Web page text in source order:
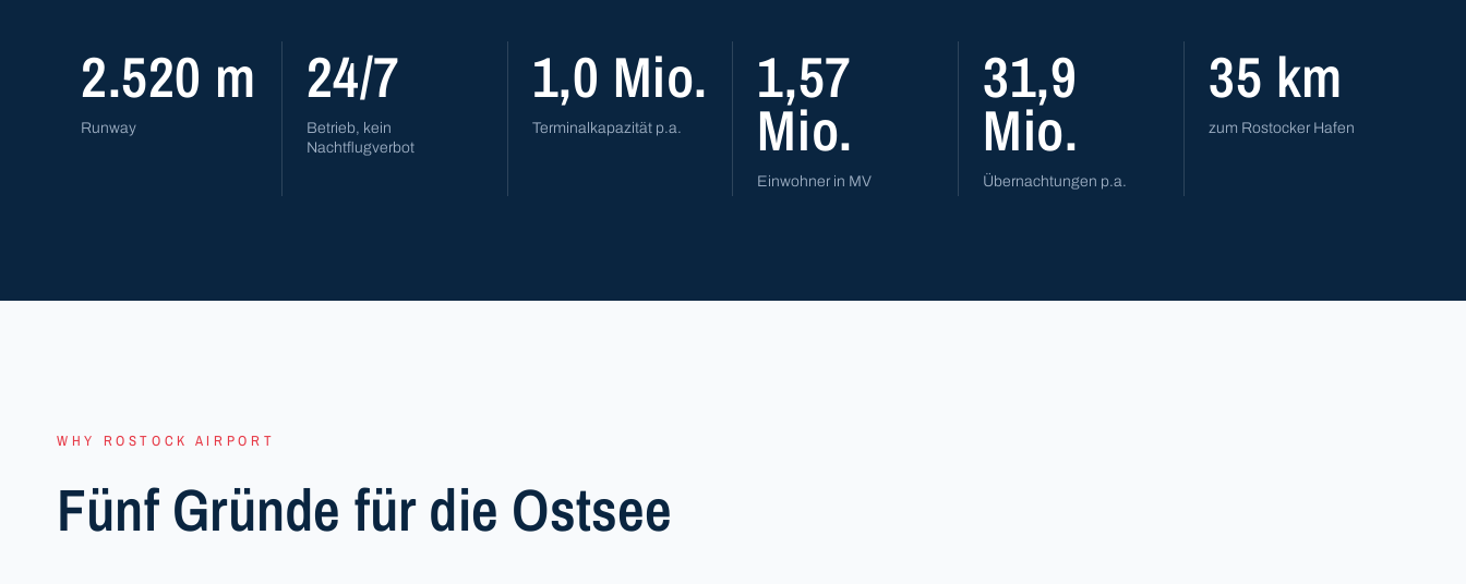
2.520 m
Runway
24/7
Betrieb, kein
Nachtflugverbot
1,0 Mio.
Terminalkapazität p.a.
1,57
Mio.
Einwohner in MV
31,9
Mio.
Übernachtungen p.a.
35 km
zum Rostocker Hafen
WHY ROSTOCK AIRPORT
Fünf Gründe für die Ostsee